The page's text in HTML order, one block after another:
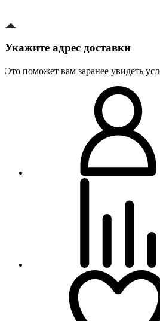
Укажите адрес доставки
Это поможет вам заранее увидеть